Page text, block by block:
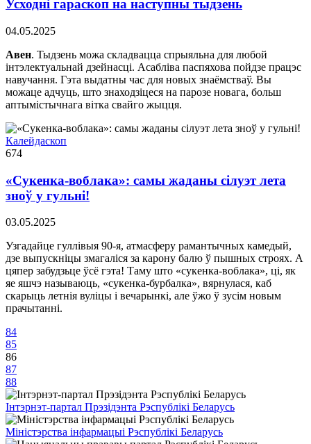
Усходні гараскоп на наступны тыдзень
04.05.2025
Авен. Тыдзень можа складвацца спрыяльна для любой
iнтэлектуальнай дзейнасцi. Асаблiва паспяхова пойдзе працэс
навучання. Гэта выдатны час для новых знаёмстваў. Вы
можаце адчуць, што знаходзiцеся на парозе новага, больш
аптымiстычнага вiтка свайго жыцця.
Калейдаскоп
674
«Сукенка-воблака»: самы жаданы сілуэт лета
зноў у гульні!
03.05.2025
Узгадайце гуллівыя 90-я, атмасферу рамантычных камедый,
дзе выпускніцы змагаліся за карону балю ў пышных строях. А
цяпер забудзьце ўсё гэта! Таму што «сукенка-воблака», ці, як
яе яшчэ называюць, «сукенка-бурбалка», вярнулася, каб
скарыць летнія вуліцы і вечарынкі, але ўжо ў зусім новым
прачытанні.
84
85
86
87
88
Інтэрнэт-партал Прэзідэнта Рэспублікі Беларусь
Міністэрства інфармацыі Рэспублікі Беларусь